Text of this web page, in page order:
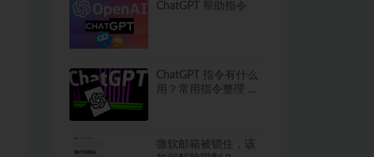
ChatGPT 帮助指令
ChatGPT 指令有什么
用？常用指令整理 进
微软邮箱被锁住，该